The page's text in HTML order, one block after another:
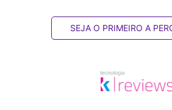
SEJA O PRIMEIRO A